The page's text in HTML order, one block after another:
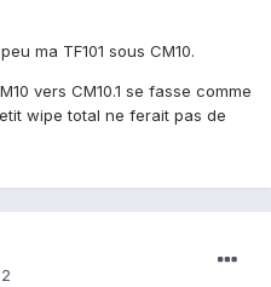
ma TF101 sous CM10.
vers CM10.1 se fasse comme
wipe total ne ferait pas de